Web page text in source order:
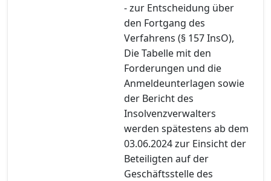
- zur Entscheidung über
den Fortgang des
Verfahrens (§ 157 InsO),
Die Tabelle mit den
Forderungen und die
Anmeldeunterlagen sowie
der Bericht des
Insolvenzverwalters
werden spätestens ab dem
03.06.2024 zur Einsicht der
Beteiligten auf der
Geschäftsstelle des